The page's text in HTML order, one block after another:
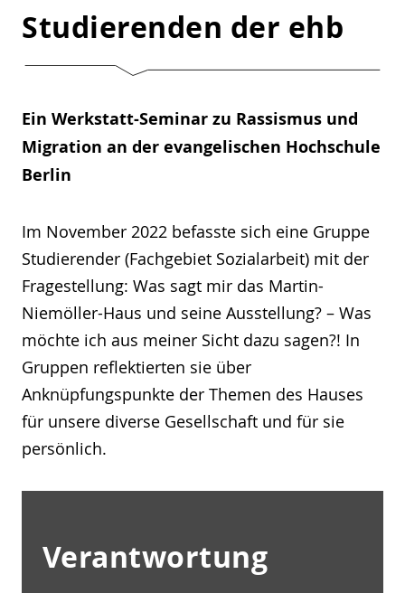
Studierenden der ehb
Ein Werkstatt-Seminar zu Rassismus und
Migration an der evangelischen Hochschule
Berlin
Im November 2022 befasste sich eine Gruppe
Studierender (Fachgebiet Sozialarbeit) mit der
Fragestellung: Was sagt mir das Martin-
Niemöller-Haus und seine Ausstellung? – Was
möchte ich aus meiner Sicht dazu sagen?! In
Gruppen reflektierten sie über
Anknüpfungspunkte der Themen des Hauses
für unsere diverse Gesellschaft und für sie
persönlich.
Verantwortung